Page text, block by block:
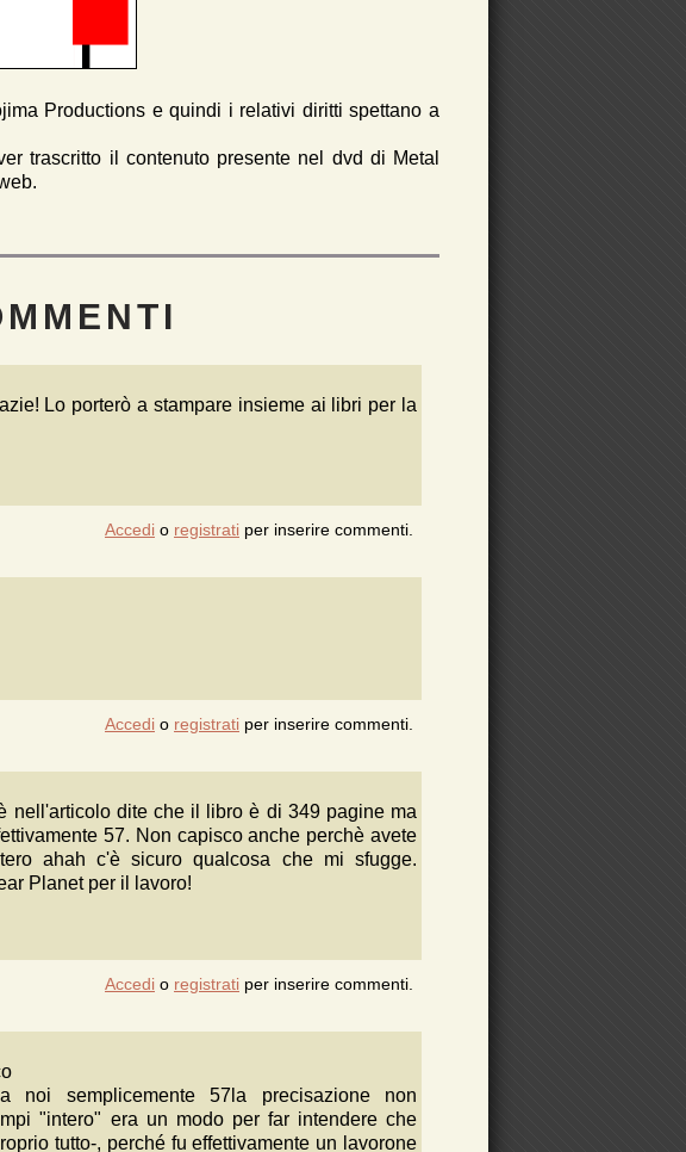
Productions e quindi i relativi diritti spettano a
trascritto il contenuto presente nel dvd di Metal
Lo porterò a stampare insieme ai libri per la
Accedi o registrati per inserire commenti.
Accedi o registrati per inserire commenti.
nell'articolo dite che il libro è di 349 pagine ma
57. Non capisco anche perchè avete
ahah c'è sicuro qualcosa che mi sfugge.
Planet per il lavoro!
Accedi o registrati per inserire commenti.
noi semplicemente 57la precisazione non
"intero" era un modo per far intendere che
tutto-, perché fu effettivamente un lavorone